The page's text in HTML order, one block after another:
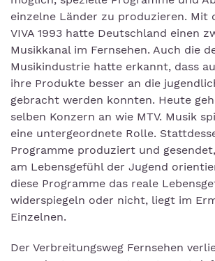
einzelne Länder zu produzieren. Mit
VIVA 1993 hatte Deutschland einen
Musikkanal im Fernsehen. Auch die
Musikindustrie hatte erkannt, dass
ihre Produkte besser an die
gebracht werden konnten. Heute
selben Konzern an wie MTV. Musik
eine untergeordnete Rolle.
Programme produziert und
am Lebensgefühl der Jugend
diese Programme das reale
widerspiegeln oder nicht, liegt im
Einzelnen.
Der Verbreitungsweg Fernsehen